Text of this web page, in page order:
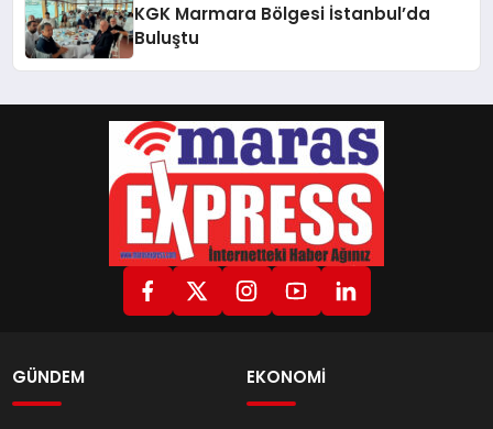
KGK Marmara Bölgesi İstanbul’da
Buluştu
GÜNDEM EKONOMİ